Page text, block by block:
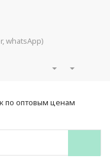
whatsApp)